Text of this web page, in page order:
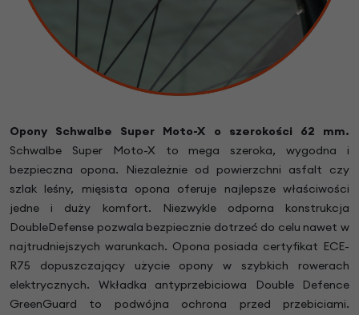
Opony Schwalbe Super Moto-X o szerokości 62 mm.
Schwalbe Super Moto-X to mega szeroka, wygodna i
bezpieczna opona. Niezależnie od powierzchni asfalt czy
szlak leśny, mięsista opona oferuje najlepsze właściwości
jedne i duży komfort. Niezwykle odporna konstrukcja
DoubleDefense pozwala bezpiecznie dotrzeć do celu nawet w
najtrudniejszych warunkach. Opona posiada certyfikat ECE-
R75 dopuszczający użycie opony w szybkich rowerach
elektrycznych. Wkładka antyprzebiciowa Double Defence
GreenGuard to podwójna ochrona przed przebiciami.